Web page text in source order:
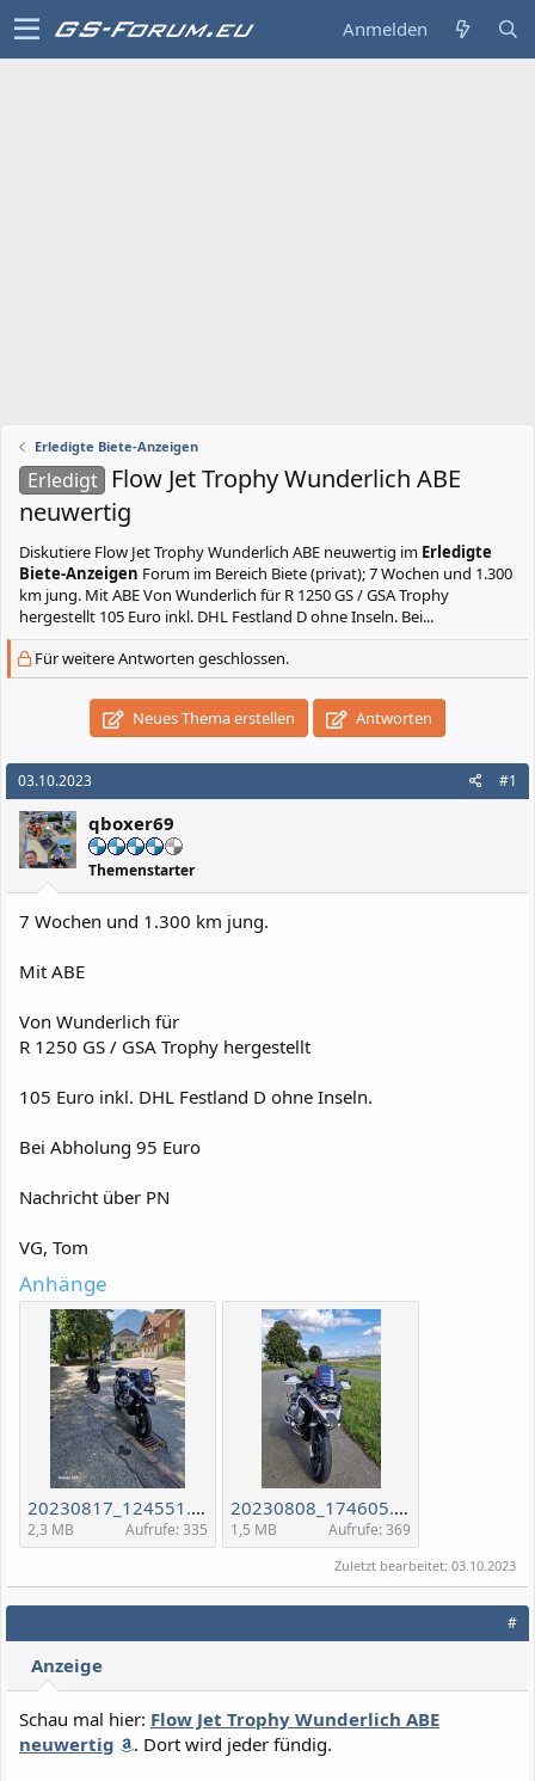
Anmelden
Erledigte Biete-Anzeigen
Erledigt
Flow Jet Trophy Wunderlich ABE
neuwertig
Diskutiere Flow Jet Trophy Wunderlich ABE neuwertig im Erledigte
Biete-Anzeigen Forum im Bereich Biete (privat); 7 Wochen und 1.300
km jung. Mit ABE Von Wunderlich für R 1250 GS / GSA Trophy
hergestellt 105 Euro inkl. DHL Festland D ohne Inseln. Bei...
Für weitere Antworten geschlossen.
Neues Thema erstellen Antworten
03.10.2023 #1
qboxer69
Themenstarter
7 Wochen und 1.300 km jung.
Mit ABE
Von Wunderlich für
R 1250 GS / GSA Trophy hergestellt
105 Euro inkl. DHL Festland D ohne Inseln.
Bei Abholung 95 Euro
Nachricht über PN
VG, Tom
Anhänge
20230817_124551.jpg
2,3 MB Aufrufe: 335
20230808_174605.jpg
1,5 MB Aufrufe: 369
Zuletzt bearbeitet: 03.10.2023
#
Anzeige
Schau mal hier: Flow Jet Trophy Wunderlich ABE
neuwertig
. Dort wird jeder fündig.